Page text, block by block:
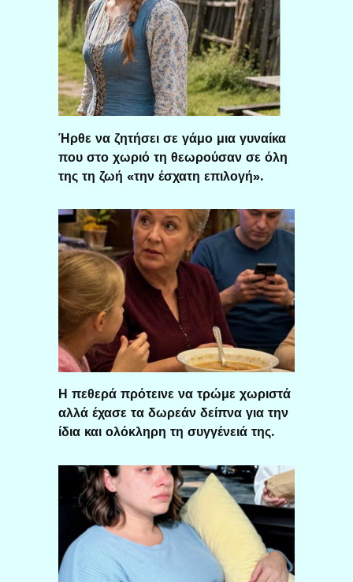
Ήρθε να ζητήσει σε γάμο μια γυναίκα
που στο χωριό τη θεωρούσαν σε όλη
της τη ζωή «την έσχατη επιλογή».
Η πεθερά πρότεινε να τρώμε χωριστά
αλλά έχασε τα δωρεάν δείπνα για την
ίδια και ολόκληρη τη συγγένειά της.